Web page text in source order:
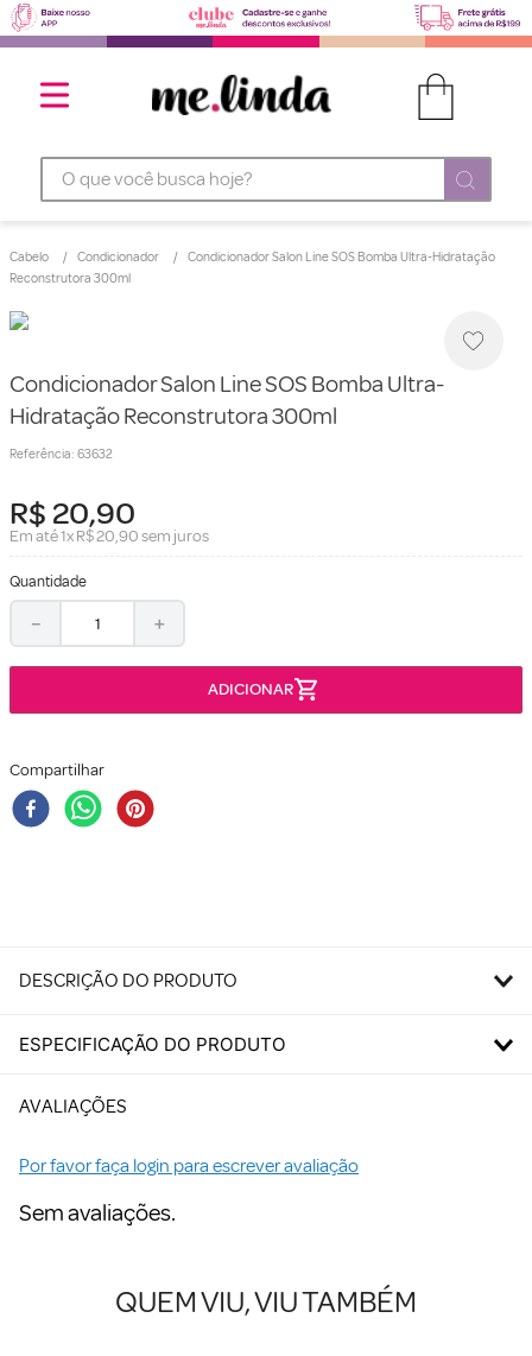
O que você busca hoje?
Cabelo Condicionador
Condicionador Salon Line SOS Bomba Ultra-Hidratação
Reconstrutora 300ml
Condicionador Salon Line SOS Bomba Ultra-
Hidratação Reconstrutora 300ml
Referência: 63632
R$ 20,90
Em até1xR$20,90sem juros
Quantidade
＋
－
Compartilhar
DESCRIÇÃO DO PRODUTO
ESPECIFICAÇÃO DO PRODUTO
AVALIAÇÕES
Por favor faça login para escrever avaliação
Sem avaliações.
QUEM VIU, VIU TAMBÉM